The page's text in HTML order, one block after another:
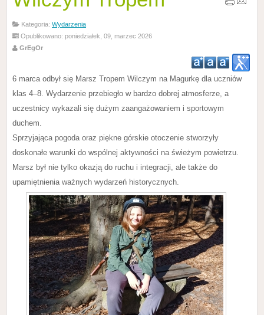
Kategoria: Wydarzenia
Opublikowano: poniedziałek, 09, marzec 2026
GrEgOr
6 marca odbył się Marsz Tropem Wilczym na Magurkę dla uczniów
klas 4–8. Wydarzenie przebiegło w bardzo dobrej atmosferze, a
uczestnicy wykazali się dużym zaangażowaniem i sportowym
duchem.
Sprzyjająca pogoda oraz piękne górskie otoczenie stworzyły
doskonałe warunki do wspólnej aktywności na świeżym powietrzu.
Marsz był nie tylko okazją do ruchu i integracji, ale także do
upamiętnienia ważnych wydarzeń historycznych.